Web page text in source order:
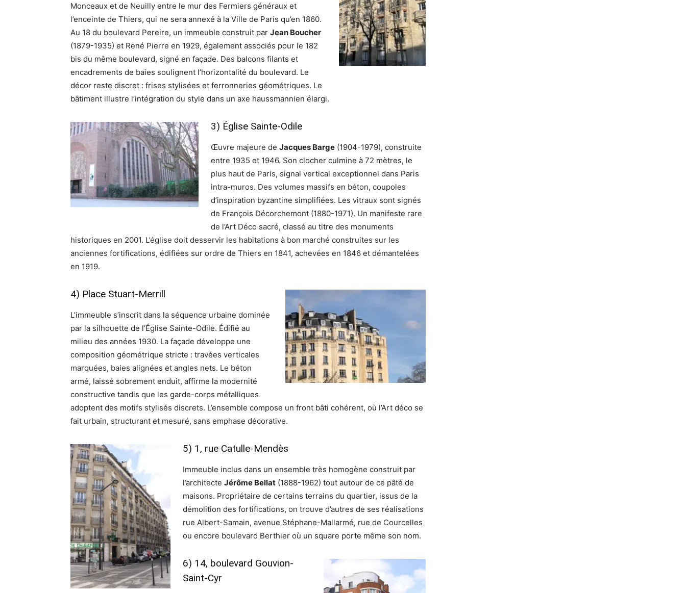
Monceaux et de Neuilly entre le mur des Fermiers généraux et
l’enceinte de Thiers, qui ne sera annexé à la Ville de Paris qu’en 1860.
Au 18 du boulevard Pereire, un immeuble construit par Jean Boucher
(1879-1935) et René Pierre en 1929, également associés pour le 182
bis du même boulevard, signé en façade. Des balcons filants et
encadrements de baies soulignent l’horizontalité du boulevard. Le
décor reste discret : frises stylisées et ferronneries géométriques. Le
bâtiment illustre l’intégration du style dans un axe haussmannien élargi.
3) Église Sainte-Odile
Œuvre majeure de Jacques Barge (1904-1979), construite
entre 1935 et 1946. Son clocher culmine à 72 mètres, le
plus haut de Paris, signal vertical exceptionnel dans Paris
intra-muros. Des volumes massifs en béton, coupoles
d’inspiration byzantine simplifiées. Les vitraux sont signés
de François Décorchemont (1880-1971). Un manifeste rare
de l’Art Déco sacré, classé au titre des monuments
historiques en 2001. L’église doit desservir les habitations à bon marché construites sur les
anciennes fortifications, édifiées sur ordre de Thiers en 1841, achevées en 1846 et démantelées
en 1919.
4) Place Stuart-Merrill
L’immeuble s’inscrit dans la séquence urbaine dominée
par la silhouette de l’Église Sainte-Odile. Édifié au
milieu des années 1930. La façade développe une
composition géométrique stricte : travées verticales
marquées, baies alignées et angles nets. Le béton
armé, laissé sobrement enduit, affirme la modernité
constructive tandis que les garde-corps métalliques
adoptent des motifs stylisés discrets. L’ensemble compose un front bâti cohérent, où l’Art déco se
fait urbain, structurant et mesuré, sans emphase décorative.
5) 1, rue Catulle-Mendès
Immeuble inclus dans un ensemble très homogène construit par
l’architecte Jérôme Bellat (1888-1962) tout autour de ce pâté de
maisons. Propriétaire de certains terrains du quartier, issus de la
démolition des fortifications, on trouve d’autres de ses réalisations
rue Albert-Samain, avenue Stéphane-Mallarmé, rue de Courcelles
ou encore boulevard Berthier où un square porte même son nom.
6) 14, boulevard Gouvion-
Saint-Cyr